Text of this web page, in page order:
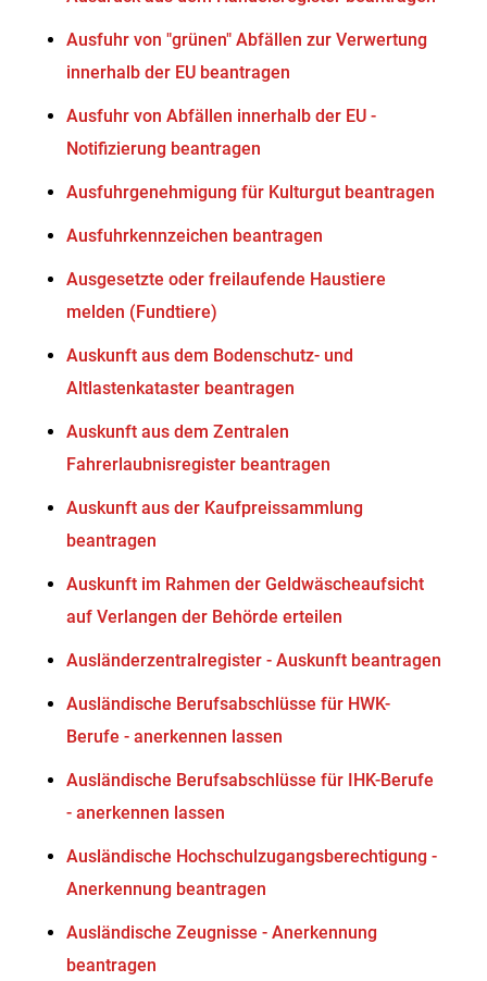
Ausfuhr von "grünen" Abfällen zur Verwertung
innerhalb der EU beantragen
Ausfuhr von Abfällen innerhalb der EU -
Notifizierung beantragen
Ausfuhrgenehmigung für Kulturgut beantragen
Ausfuhrkennzeichen beantragen
Ausgesetzte oder freilaufende Haustiere
melden (Fundtiere)
Auskunft aus dem Bodenschutz- und
Altlastenkataster beantragen
Auskunft aus dem Zentralen
Fahrerlaubnisregister beantragen
Auskunft aus der Kaufpreissammlung
beantragen
Auskunft im Rahmen der Geldwäscheaufsicht
auf Verlangen der Behörde erteilen
Ausländerzentralregister - Auskunft beantragen
Ausländische Berufsabschlüsse für HWK-
Berufe - anerkennen lassen
Ausländische Berufsabschlüsse für IHK-Berufe
- anerkennen lassen
Ausländische Hochschulzugangsberechtigung -
Anerkennung beantragen
Ausländische Zeugnisse - Anerkennung
beantragen